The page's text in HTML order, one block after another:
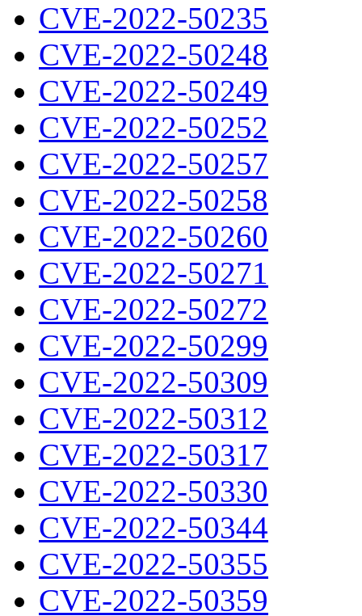
CVE-2022-50235
CVE-2022-50248
CVE-2022-50249
CVE-2022-50252
CVE-2022-50257
CVE-2022-50258
CVE-2022-50260
CVE-2022-50271
CVE-2022-50272
CVE-2022-50299
CVE-2022-50309
CVE-2022-50312
CVE-2022-50317
CVE-2022-50330
CVE-2022-50344
CVE-2022-50355
CVE-2022-50359